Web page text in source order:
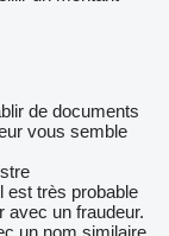
de documents
vous semble
est très probable
avec un fraudeur.
un nom similaire